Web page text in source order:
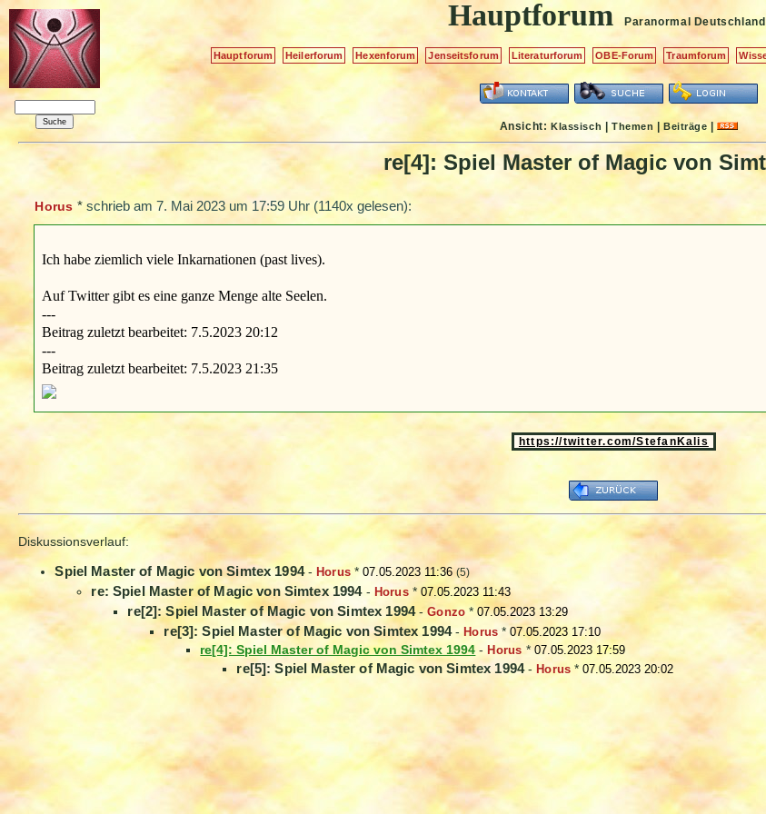
Hauptforum Paranormal Deutschland
Hauptforum Heilerforum Hexenforum Jenseitsforum Literaturforum OBE-Forum Traumforum
Ansicht:Klassisch |Themen |Beiträge |
re[4]: Spiel Master of Magic von
Horus * schrieb am7. Mai 2023 um 17:59 Uhr(1140x gelesen):
Ich habe ziemlich viele Inkarnationen (past lives).
Auf Twitter gibt es eine ganze Menge alte Seelen.
---
Beitrag zuletzt bearbeitet: 7.5.2023 20:12
---
Beitrag zuletzt bearbeitet: 7.5.2023 21:35
https://twitter.com/StefanKalis
Diskussionsverlauf:
Spiel Master of Magic von Simtex 1994- Horus *07.05.2023 11:36 (5)
re: Spiel Master of Magic von Simtex 1994- Horus* 07.05.2023 11:43
re[2]: Spiel Master of Magic von Simtex 1994-Gonzo*07.05.2023 13:29
re[3]: Spiel Master of Magic von Simtex 1994- Horus *07.05.2023 17:10
re[4]: Spiel Master of Magic von Simtex 1994 -Horus *07.05.2023 17:59
re[5]: Spiel Master of Magic von Simtex 1994- Horus *07.05.2023 20:02